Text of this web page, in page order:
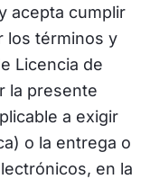
acepta cumplir
los términos y
Licencia de
la presente
a exigir
o la entrega o
en la